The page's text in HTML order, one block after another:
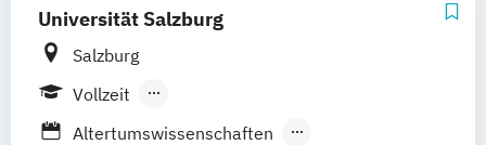
Universität Salzburg
Salzburg
Vollzeit
Berufsbegleitender Präsenzlehrgang
Altertumswissenschaften